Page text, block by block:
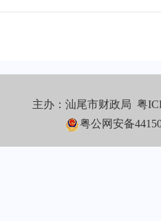
主办：汕尾市财政局粤
粤公网安备